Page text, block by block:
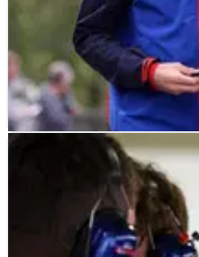
Hartley 'masih
rencana balap 2019